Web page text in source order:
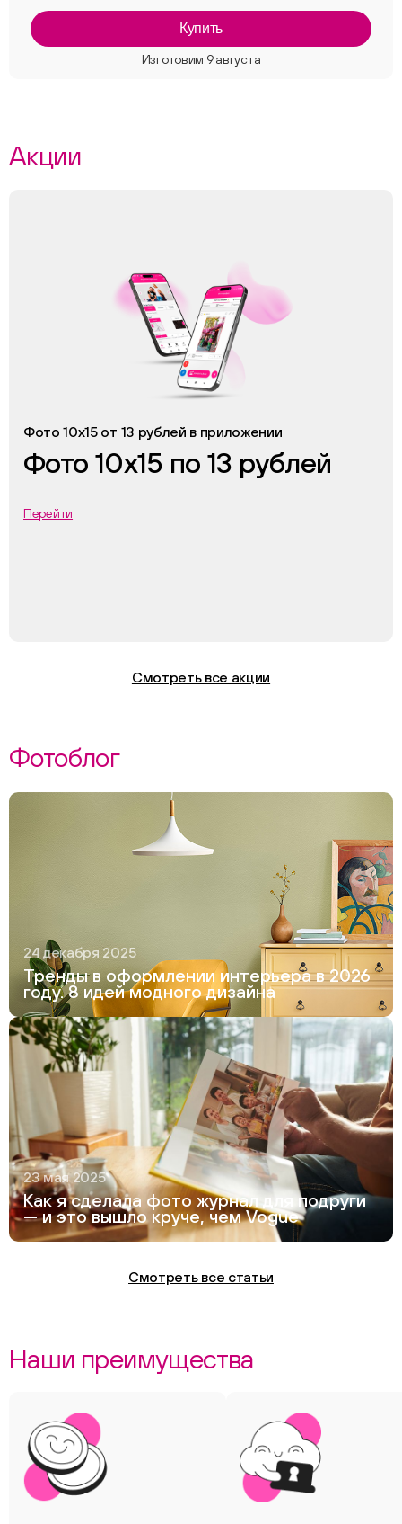
Купить
Акции
Фото 10х15 от 13 рублей в приложении
Фото 10х15 по 13 рублей
Перейти
Смотреть все акции
Фотоблог
24 декабря 2025
Тренды в оформлении интерьера в 2026
году. 8 идей модного дизайна
23 мая 2025
Как я сделала фото журнал для подруги
— и это вышло круче, чем Vogue
Смотреть все статьи
Наши преимущества